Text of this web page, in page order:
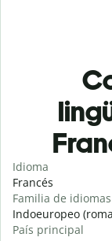
Idioma
Francés
Familia de idiomas
Indoeuropeo
País principal